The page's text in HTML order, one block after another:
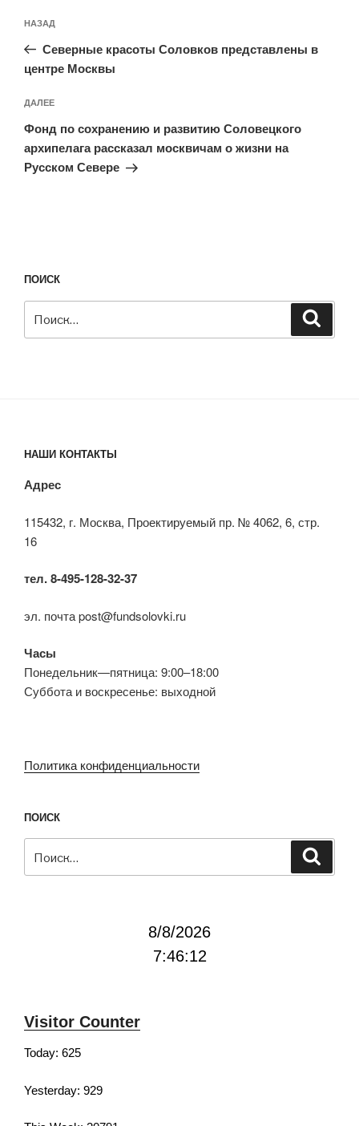
по
записям
Предыдущая
запись:
НАЗАД
Северные красоты Соловков представлены в
центре Москвы
Следующая
запись
ДАЛЕЕ
Фонд по сохранению и развитию Соловецкого
архипелага рассказал москвичам о жизни на
Русском Севере
ПОИСК
НАШИ КОНТАКТЫ
Адрес
115432, г. Москва, Проектируемый пр. № 4062, 6, стр.
16
тел. 8-495-128-32-37
эл. почта post@fundsolovki.ru
Часы
Понедельник—пятница: 9:00–18:00
Суббота и воскресенье: выходной
Политика конфиденциальности
ПОИСК
8/8/2026
7:46:13
Visitor Counter
Today: 625
Yesterday: 929